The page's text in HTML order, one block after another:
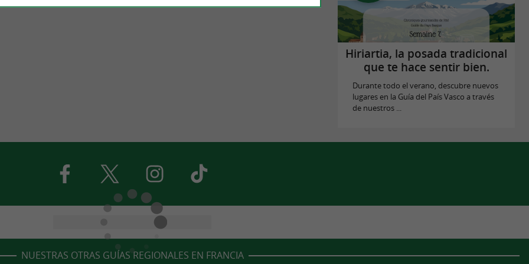
Hiriartia, la posada tradicional
que te hace sentir bien.
Durante todo el verano, descubre nuevos
lugares en la Guía del País Vasco a través
de nuestros ...
NUESTRAS OTRAS GUÍAS REGIONALES EN FRANCIA